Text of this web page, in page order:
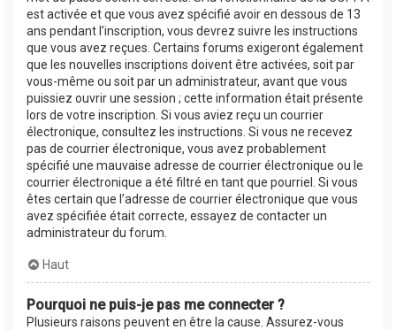
est activée et que vous avez spécifié avoir en dessous de 13
ans pendant l’inscription, vous devrez suivre les instructions
que vous avez reçues. Certains forums exigeront également
que les nouvelles inscriptions doivent être activées, soit par
vous-même ou soit par un administrateur, avant que vous
puissiez ouvrir une session ; cette information était présente
lors de votre inscription. Si vous aviez reçu un courrier
électronique, consultez les instructions. Si vous ne recevez
pas de courrier électronique, vous avez probablement
spécifié une mauvaise adresse de courrier électronique ou le
courrier électronique a été filtré en tant que pourriel. Si vous
êtes certain que l’adresse de courrier électronique que vous
avez spécifiée était correcte, essayez de contacter un
administrateur du forum.
Haut
Pourquoi ne puis-je pas me connecter ?
Plusieurs raisons peuvent en être la cause. Assurez-vous